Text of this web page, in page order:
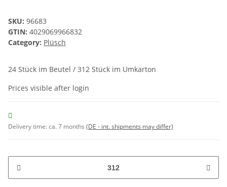
SKU: 96683
GTIN: 4029069966832
Category: Plüsch
24 Stück im Beutel / 312 Stück im Umkarton
Prices visible after login
Delivery time:ca. 7 months (DE - int. shipments may differ)